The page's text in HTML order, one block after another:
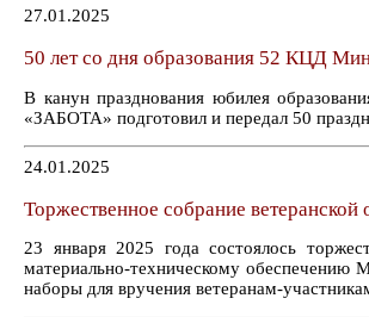
27.01.2025
50 лет со дня образования 52 КЦД
В канун празднования юбилея
«ЗАБОТА» подготовил и передал 50
24.01.2025
Торжественное собрание ветеранской
23 января 2025 года состоялось
материально-техническому
наборы для вручения ветеранам-